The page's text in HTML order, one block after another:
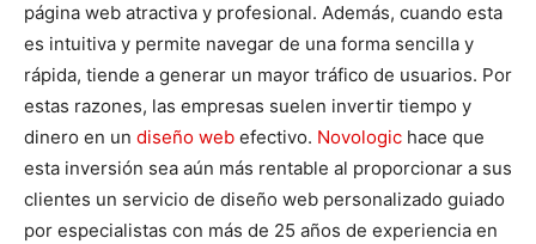
página web atractiva y profesional. Además, cuando esta
es intuitiva y permite navegar de una forma sencilla y
rápida, tiende a generar un mayor tráfico de usuarios. Por
estas razones, las empresas suelen invertir tiempo y
dinero en un diseño web efectivo. Novologic hace que
esta inversión sea aún más rentable al proporcionar a sus
clientes un servicio de diseño web personalizado guiado
por especialistas con más de 25 años de experiencia en